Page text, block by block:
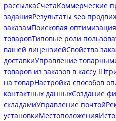
рассылкаСчетаКоммерческие
заданияРезультаты seo
заказамПоисковая оптимизация
товаровТиповые роли
вашей лицензиейСвойства
доставкиУправление
товаров из заказов в кассу
на товарНастройка способов
контактных данныхСоздание
складамиУправление почтой
установкиМестоположения